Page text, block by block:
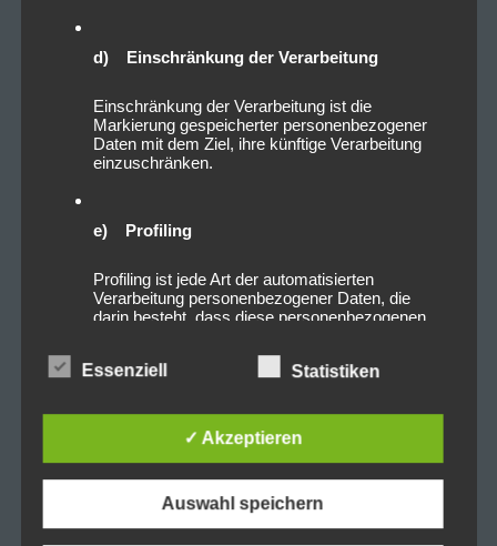
2022_09_01_Existance_DerHirs
d) Einschränkung der Verarbeitung
Einschränkung der Verarbeitung ist die
Markierung gespeicherter personenbezogener
Daten mit dem Ziel, ihre künftige Verarbeitung
einzuschränken.
e) Profiling
Profiling ist jede Art der automatisierten
Verarbeitung personenbezogener Daten, die
darin besteht, dass diese personenbezogenen
persönliche Aspekte, die sich auf eine natürliche
Person beziehen, zu bewerten, insbesondere,
wirtschaftlicher Lage, Gesundheit, persönlicher
Vorlieben, Interessen, Zuverlässigkeit, Verhalten,
Aufenthaltsort oder Ortswechsel dieser
natürlichen Person zu analysieren oder
vorherzusagen.
Essenziell Statistiken
✓ Akzeptieren
Auswahl speichern